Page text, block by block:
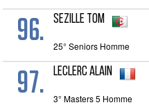
96. SEZILLE Tom
25° Seniors Homme
97. LECLERC Alain
3° Masters 5 Homme